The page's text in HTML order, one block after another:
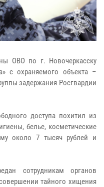
ОВО по г. Новочеркасску
с охраняемого объекта –
задержания Росгвардии
доступа похитил из
белье, косметические
около 7 тысяч рублей и
сотрудникам органов
тайного хищения